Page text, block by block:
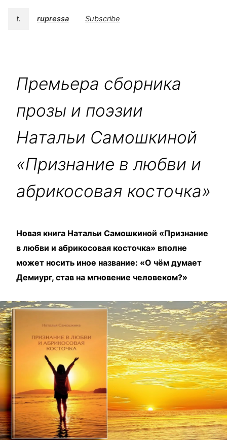
t. rupressa Subscribe
Премьера сборника
прозы и поэзии
Натальи Самошкиной
«Признание в любви и
абрикосовая косточка»
Новая книга Натальи Самошкиной «Признание
в любви и абрикосовая косточка» вполне
может носить иное название: «О чём думает
Демиург, став на мгновение человеком?»